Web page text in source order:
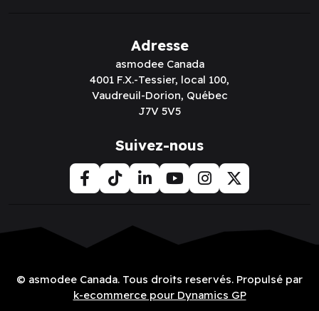
Adresse
asmodee Canada
4001 F.X.-Tessier, local 100,
Vaudreuil-Dorion, Québec
J7V 5V5
Suivez-nous
© asmodee Canada. Tous droits reservés. Propulsé par
k-ecommerce pour Dynamics GP